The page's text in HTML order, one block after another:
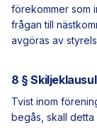
förekommer som
frågan till
avgöras av
8 § Skiljeklausul
Tvist inom
begås, skall detta